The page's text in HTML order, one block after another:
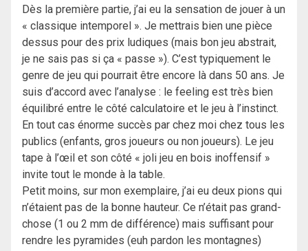
Dès la première partie, j’ai eu la sensation de jouer à un
« classique intemporel ». Je mettrais bien une pièce
dessus pour des prix ludiques (mais bon jeu abstrait,
je ne sais pas si ça « passe »). C’est typiquement le
genre de jeu qui pourrait être encore là dans 50 ans. Je
suis d’accord avec l’analyse : le feeling est très bien
équilibré entre le côté calculatoire et le jeu à l’instinct.
En tout cas énorme succès par chez moi chez tous les
publics (enfants, gros joueurs ou non joueurs). Le jeu
tape à l’œil et son côté « joli jeu en bois inoffensif »
invite tout le monde à la table.
Petit moins, sur mon exemplaire, j’ai eu deux pions qui
n’étaient pas de la bonne hauteur. Ce n’était pas grand-
chose (1 ou 2 mm de différence) mais suffisant pour
rendre les pyramides (euh pardon les montagnes)